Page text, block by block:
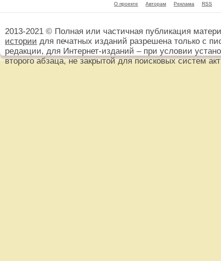
О проекте Авторам Реклама RSS
2013-2021 © Полная или частичная публикация
истории для печатных изданий разрешена только с
редакции, для Интернет-изданий – при условии
второго абзаца, не закрытой для поисковых систем